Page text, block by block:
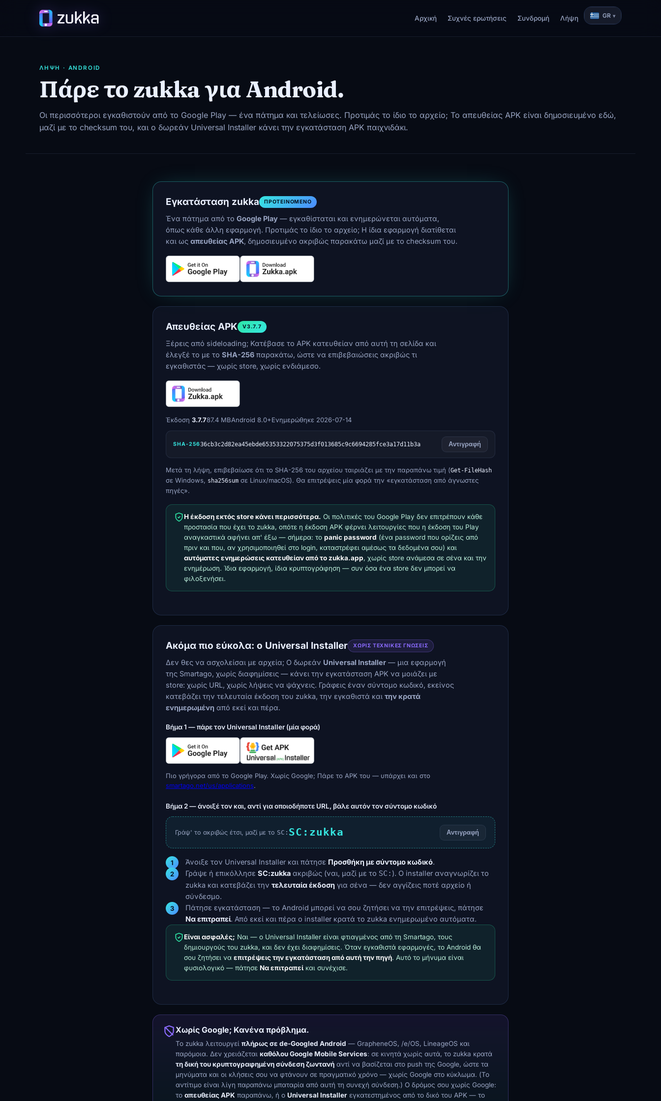
Αρχική Συχνές ερωτήσεις Συνδρομή Λήψη GR
ΛΉΨΗ · ANDROID
Πάρε το zukka για Android.
Οι περισσότεροι εγκαθιστούν από το Google Play — ένα πάτημα και τελείωσες. Προτιμάς το ίδιο το αρχείο; Το απευθείας APK είναι δημοσιευμένο εδώ,
μαζί με το checksum του, και ο δωρεάν Universal Installer κάνει την εγκατάσταση APK παιχνιδάκι.
Εγκατάσταση zukka ΠΡΟΤΕΙΝΌΜΕΝΟ
Ένα πάτημα από το Google Play — εγκαθίσταται και ενημερώνεται αυτόματα,
όπως κάθε άλλη εφαρμογή. Προτιμάς το ίδιο το αρχείο; Η ίδια εφαρμογή διατίθεται
και ως απευθείας APK, δημοσιευμένο ακριβώς παρακάτω μαζί με το checksum του.
Απευθείας APK V3.7.7
Ξέρεις από sideloading; Κατέβασε το APK κατευθείαν από αυτή τη σελίδα και
έλεγξέ το με το SHA-256 παρακάτω, ώστε να επιβεβαιώσεις ακριβώς τι
εγκαθιστάς — χωρίς store, χωρίς ενδιάμεσο.
Έκδοση 3.7.787.4 MBAndroid 8.0+Ενημερώθηκε 2026-07-14
SHA-25636cb3c2d82ea45ebde65353322075375d3f013685c9c6694285fce3a17d11b3a Αντιγραφή
Μετά τη λήψη, επιβεβαίωσε ότι το SHA-256 του αρχείου ταιριάζει με την παραπάνω τιμή (Get-FileHash
σε Windows, sha256sum σε Linux/macOS). Θα επιτρέψεις μία φορά την «εγκατάσταση από άγνωστες
πηγές».
Η έκδοση εκτός store κάνει περισσότερα. Οι πολιτικές του Google Play δεν επιτρέπουν κάθε
προστασία που έχει το zukka, οπότε η έκδοση APK φέρνει λειτουργίες που η έκδοση του Play
αναγκαστικά αφήνει απ' έξω — σήμερα: το panic password (ένα password που ορίζεις από
πριν και που, αν χρησιμοποιηθεί στο login, καταστρέφει αμέσως τα δεδομένα σου) και
αυτόματες ενημερώσεις κατευθείαν από το zukka.app, χωρίς store ανάμεσα σε σένα και την
ενημέρωση. Ίδια εφαρμογή, ίδια κρυπτογράφηση — συν όσα ένα store δεν μπορεί να
φιλοξενήσει.
Ακόμα πιο εύκολα: ο Universal Installer ΧΩΡΊΣ ΤΕΧΝΙΚΈΣ ΓΝΏΣΕΙΣ
Δεν θες να ασχολείσαι με αρχεία; Ο δωρεάν Universal Installer — μια εφαρμογή
της Smartago, χωρίς διαφημίσεις — κάνει την εγκατάσταση APK να μοιάζει με
store: χωρίς URL, χωρίς λήψεις να ψάχνεις. Γράφεις έναν σύντομο κωδικό, εκείνος
κατεβάζει την τελευταία έκδοση του zukka, την εγκαθιστά και την κρατά
ενημερωμένη από εκεί και πέρα.
Βήμα 1 — πάρε τον Universal Installer (μία φορά)
Πιο γρήγορα από το Google Play. Χωρίς Google; Πάρε το APK του — υπάρχει και στο
smartago.net/us/applications.
Βήμα 2 — άνοιξέ τον και, αντί για οποιοδήποτε URL, βάλε αυτόν τον σύντομο κωδικό
Γράψ' το ακριβώς έτσι, μαζί με το SC: SC:zukka Αντιγραφή
Άνοιξε τον Universal Installer και πάτησε Προσθήκη με σύντομο κωδικό.
Γράψε ή επικόλλησε SC:zukka ακριβώς (ναι, μαζί με το SC: ). Ο installer αναγνωρίζει το
zukka και κατεβάζει την τελευταία έκδοση για σένα — δεν αγγίζεις ποτέ αρχείο ή
σύνδεσμο.
Πάτησε εγκατάσταση — το Android μπορεί να σου ζητήσει να την επιτρέψεις, πάτησε
Να επιτραπεί. Από εκεί και πέρα ο installer κρατά το zukka ενημερωμένο αυτόματα.
Είναι ασφαλές; Ναι — ο Universal Installer είναι φτιαγμένος από τη Smartago, τους
δημιουργούς του zukka, και δεν έχει διαφημίσεις. Όταν εγκαθιστά εφαρμογές, το Android θα
σου ζητήσει να επιτρέψεις την εγκατάσταση από αυτή την πηγή. Αυτό το μήνυμα είναι
φυσιολογικό — πάτησε Να επιτραπεί και συνέχισε.
Χωρίς Google; Κανένα πρόβλημα.
Το zukka λειτουργεί πλήρως σε de-Googled Android — GrapheneOS, /e/OS, LineageOS και
παρόμοια. Δεν χρειάζεται καθόλου Google Mobile Services: σε κινητά χωρίς αυτά, το zukka κρατά
τη δική του κρυπτογραφημένη σύνδεση ζωντανή αντί να βασίζεται στο push της Google, ώστε τα
μηνύματα και οι κλήσεις σου να φτάνουν σε πραγματικό χρόνο — χωρίς Google στο κύκλωμα. (Το
αντίτιμο είναι λίγη παραπάνω μπαταρία από αυτή τη συνεχή σύνδεση.) Ο δρόμος σου χωρίς Google:
το απευθείας APK παραπάνω, ή ο Universal Installer εγκατεστημένος από το δικό του APK — το